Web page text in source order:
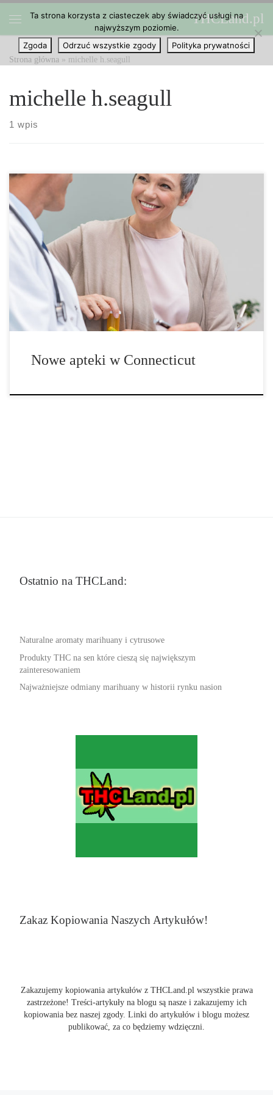
Przejdź do treści THCLand.pl
Strona główna » michelle h.seagull
michelle h.seagull
1 wpis
Connecticut ma nadzieję otworzyć co najmniej 12 aptek z
medyczną marihuaną, aby uwzględnić rosnącą liczbę pacjentów
zarejestrowanych w programie. Aby uwzględnić rosnący popyt,
Connecticut zdecydowało, że musi wprowadzić pewne poprawki
do programu medycznej marihuany. Department of Consumer
Protection (DCP) ogłosiło […]
Nowe apteki w Connecticut
Ostatnio na THCLand:
Naturalne aromaty marihuany i cytrusowe
Produkty THC na sen które cieszą się największym
zainteresowaniem
Najważniejsze odmiany marihuany w historii rynku nasion
Zakaz Kopiowania Naszych Artykułów!
Zakazujemy kopiowania artykułów z THCLand.pl wszystkie prawa
zastrzeżone! Treści-artykuły na blogu są nasze i zakazujemy ich
kopiowania bez naszej zgody. Linki do artykułów i blogu możesz
publikować, za co będziemy wdzięczni.
Ta strona korzysta z ciasteczek aby świadczyć usługi na
najwyższym poziomie.
Zgoda
Odrzuć wszystkie zgody Polityka prywatności